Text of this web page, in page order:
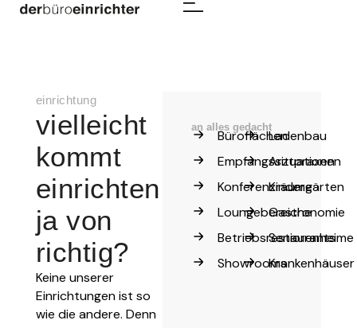
einrichtung
vielleicht
kommt
einrichten
ja von
richtig?
Keine unserer
Einrichtungen ist so
wie die andere. Denn
an alles gedacht
Büroflächen
Empfangssituationen
Konferenzräume
Loungebereiche
Betriebsrestaurants
Showrooms
Ladenbau
Arztpraxen
Kindergärten
Gastronomie
Seniorenheime
Krankenhäuser